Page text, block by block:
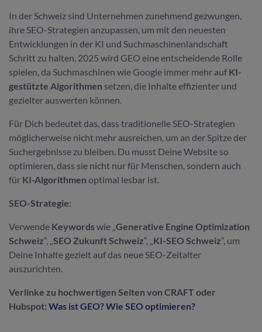
In der Schweiz sind Unternehmen zunehmend gezwungen,
ihre SEO-Strategien anzupassen, um mit den neuesten
Entwicklungen in der KI und Suchmaschinenlandschaft
Schritt zu halten. 2025 wird GEO eine entscheidende Rolle
spielen, da Suchmaschinen wie Google immer mehr auf KI-
gestützte Algorithmen setzen, die Inhalte effizienter und
gezielter auswerten können.
Für Dich bedeutet das, dass traditionelle SEO-Strategien
möglicherweise nicht mehr ausreichen, um an der Spitze der
Suchergebnisse zu bleiben. Du musst Deine Website so
optimieren, dass sie nicht nur für Menschen, sondern auch
für KI-Algorithmen optimal lesbar ist.
SEO-Strategie:
Verwende Keywordswie „Generative Engine Optimization
Schweiz“, „SEO Zukunft Schweiz“, „KI-SEO Schweiz“, um
Deine Inhalte gezielt auf das neue SEO-Zeitalter
auszurichten.
Verlinke zu hochwertigen Seiten von CRAFT oder
Hubspot: Was ist GEO?Wie SEO optimieren?